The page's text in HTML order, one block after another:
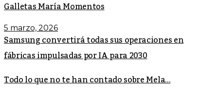
Galletas María Momentos
5 marzo, 2026
Samsung convertirá todas sus operaciones en
fábricas impulsadas por IA para 2030
Todo lo que no te han contado sobre Mela...